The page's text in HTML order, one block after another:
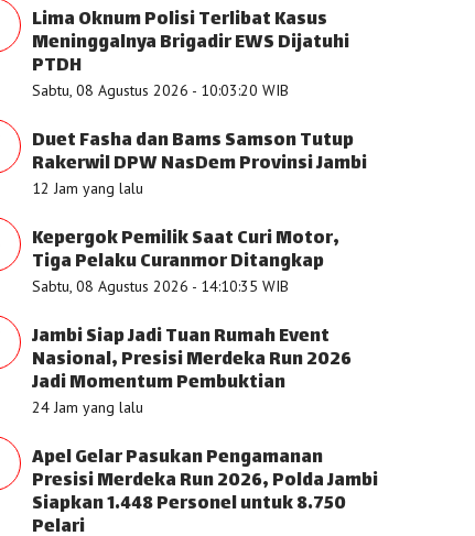
Lima Oknum Polisi Terlibat Kasus
Meninggalnya Brigadir EWS Dijatuhi
PTDH
Sabtu, 08 Agustus 2026 - 10:03:20 WIB
Duet Fasha dan Bams Samson Tutup
Rakerwil DPW NasDem Provinsi Jambi
12 Jam yang lalu
Kepergok Pemilik Saat Curi Motor,
Tiga Pelaku Curanmor Ditangkap
Sabtu, 08 Agustus 2026 - 14:10:35 WIB
Jambi Siap Jadi Tuan Rumah Event
Nasional, Presisi Merdeka Run 2026
Jadi Momentum Pembuktian
24 Jam yang lalu
Apel Gelar Pasukan Pengamanan
Presisi Merdeka Run 2026, Polda Jambi
Siapkan 1.448 Personel untuk 8.750
Pelari